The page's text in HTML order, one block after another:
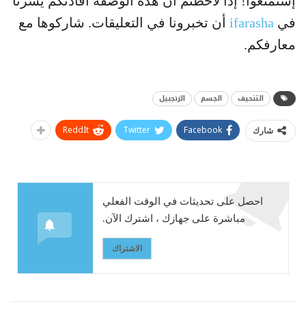
في ifarasha أن تخبرونا في التعليقات. شاركوها مع
معارفكم.
التنحيف الجسم الزنجبيل
شارك Facebook
Twitter
ReddIt
احصل على تحديثات في الوقت الفعلي
مباشرة على جهازك ، اشترك الآن.
الاشتراك